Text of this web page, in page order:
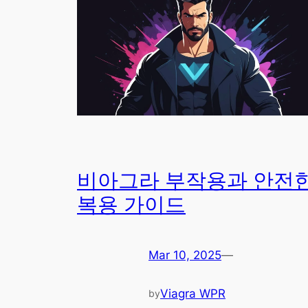
비아그라 부작용과 안전
복용 가이드
Mar 10, 2025—
byViagra WPR